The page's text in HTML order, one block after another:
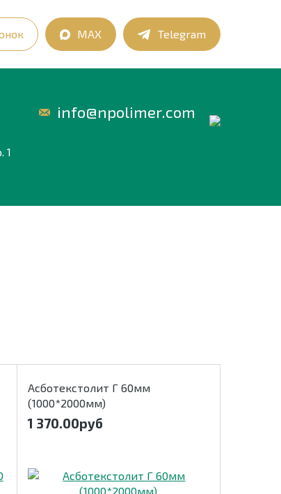
MAX Telegram
1
info@npolimer.com
Асботекстолит Г 60мм
(1000*2000мм)
1 370.00руб